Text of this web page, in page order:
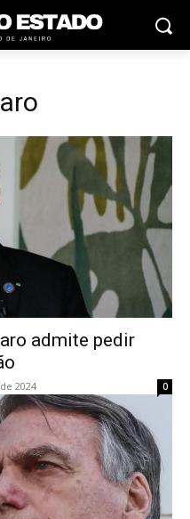
admite pedir
2024 0